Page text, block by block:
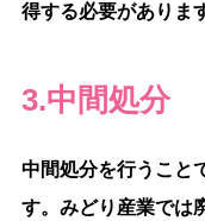
得する必要がありま
3.中間処分
中間処分を行うこと
す。みどり産業では